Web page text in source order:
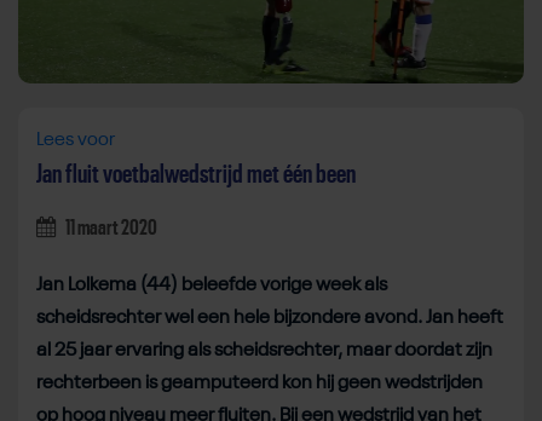
Lees voor
Jan fluit voetbalwedstrijd met één been
11 maart 2020
Jan Lolkema (44) beleefde vorige week als
scheidsrechter wel een hele bijzondere avond. Jan heeft
al 25 jaar ervaring als scheidsrechter, maar doordat zijn
rechterbeen is geamputeerd kon hij geen wedstrijden
op hoog niveau meer fluiten. Bij een wedstrijd van het